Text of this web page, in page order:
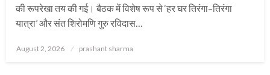
की रूपरेखा तय की गई। बैठक में विशेष रूप से ‘हर घर तिरंगा–तिरंगा
यात्रा’ और संत शिरोमणि गुरु रविदास…
Posted
August 2, 2026 prashant sharma